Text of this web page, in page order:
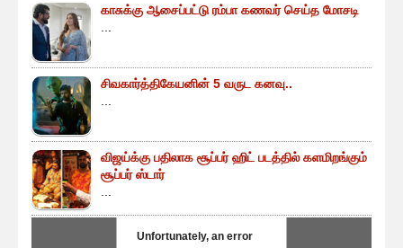
காசுக்கு ஆசைப்பட்டு ரம்பா கணவர் செய்த மோசடி
சிவகார்த்திகேயனின் 5 வருட கனவு..
விஜய்க்கு பதிலாக சூப்பர் ஹிட் படத்தில் களமிறங்கும்
சூப்பர் ஸ்டார்
Unfortunately, an error